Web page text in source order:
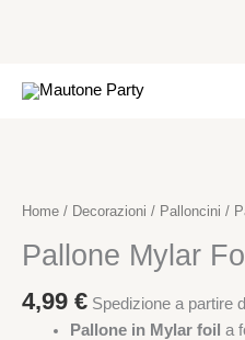
Home / Decorazioni / Palloncini /
Pallone Mylar
4,99 € Spedizione a partire
Pallone in Mylar foil a
Foil
N
1
Mt